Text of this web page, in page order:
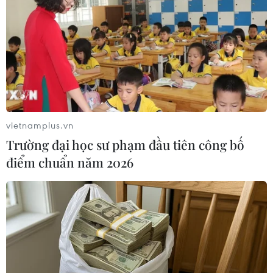
viên trong nhà trường thực hiện nghiêm các
yêu cầu phòng chống dịch như vệ sinh cá nhân,
vệ sinh trường lớp học, đeo khẩu trang trên các
phương tiện giao thông công cộng và tại các địa
điểm, sự kiện tập trung đông người, đặc biệt
vào dịp nghỉ lễ sắp tới./.
vietnamplus.vn
Trường đại học sư phạm đầu tiên công bố
điểm chuẩn năm 2026